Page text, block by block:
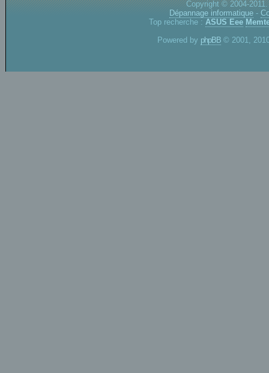
Copyright © 2004-
Dépannage informatique -
Top recherche : ASUS Eee
Powered by phpBB © 2001,